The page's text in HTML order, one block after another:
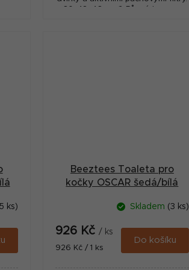
60x48x46cm 🎨 Různé barvy –
ks)
Beeztees Toaleta pro
kočky OSCAR šedá/bílá
Skladem (3 ks)
926 Kč / ks
Měrná
926 Kč / 1 ks
Do košíku